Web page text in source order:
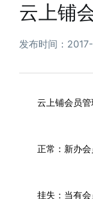
云上铺
发布时间：
云上铺会员
正常：新办会员
挂失：当有会员